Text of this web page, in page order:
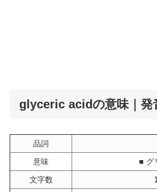
glyceric acidの意味｜発
品詞
意味
■ グ
文字数